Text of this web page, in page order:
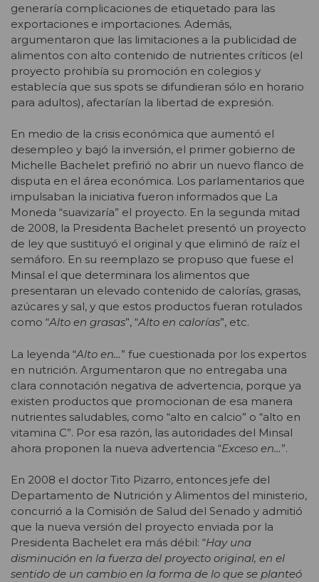
generaría complicaciones de etiquetado para las
exportaciones e importaciones. Además,
argumentaron que las limitaciones a la publicidad de
alimentos con alto contenido de nutrientes críticos (el
proyecto prohibía su promoción en colegios y
establecía que sus spots se difundieran sólo en horario
para adultos), afectarían la libertad de expresión.
En medio de la crisis económica que aumentó el
desempleo y bajó la inversión, el primer gobierno de
Michelle Bachelet prefirió no abrir un nuevo flanco de
disputa en el área económica. Los parlamentarios que
impulsaban la iniciativa fueron informados que La
Moneda “suavizaría” el proyecto. En la segunda mitad
de 2008, la Presidenta Bachelet presentó un proyecto
de ley que sustituyó el original y que eliminó de raíz el
semáforo. En su reemplazo se propuso que fuese el
Minsal el que determinara los alimentos que
presentaran un elevado contenido de calorías, grasas,
azúcares y sal, y que estos productos fueran rotulados
como “Alto en grasas”, “Alto en calorías”, etc.
La leyenda “Alto en…” fue cuestionada por los expertos
en nutrición. Argumentaron que no entregaba una
clara connotación negativa de advertencia, porque ya
existen productos que promocionan de esa manera
nutrientes saludables, como “alto en calcio” o “alto en
vitamina C”. Por esa razón, las autoridades del Minsal
ahora proponen la nueva advertencia “Exceso en…”.
En 2008 el doctor Tito Pizarro, entonces jefe del
Departamento de Nutrición y Alimentos del ministerio,
concurrió a la Comisión de Salud del Senado y admitió
que la nueva versión del proyecto enviada por la
Presidenta Bachelet era más débil: “Hay una
disminución en la fuerza del proyecto original, en el
sentido de un cambio en la forma de lo que se planteó